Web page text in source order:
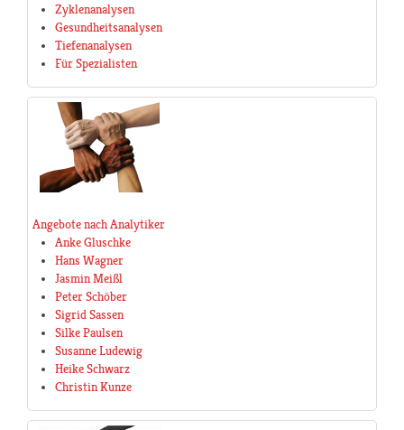
Zyklenanalysen
Gesundheitsanalysen
Tiefenanalysen
Für Spezialisten
Angebote nach Analytiker
Anke Gluschke
Hans Wagner
Jasmin Meißl
Peter Schöber
Sigrid Sassen
Silke Paulsen
Susanne Ludewig
Heike Schwarz
Christin Kunze